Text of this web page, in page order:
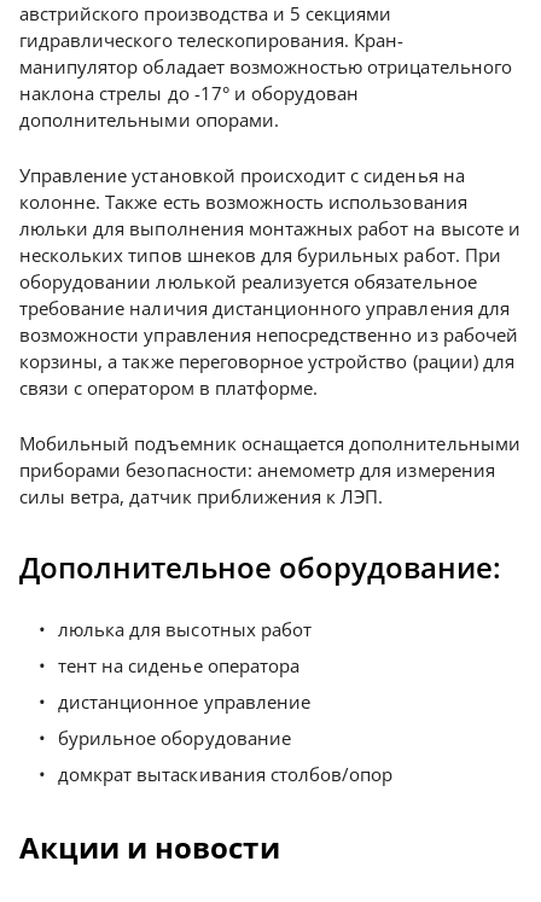
австрийского производства и 5 секциями
гидравлического телескопирования. Кран-
манипулятор обладает возможностью отрицательного
наклона стрелы до -17° и оборудован
дополнительными опорами.
Управление установкой происходит с сиденья на
колонне. Также есть возможность использования
люльки для выполнения монтажных работ на высоте и
нескольких типов шнеков для бурильных работ. При
оборудовании люлькой реализуется обязательное
требование наличия дистанционного управления для
возможности управления непосредственно из рабочей
корзины, а также переговорное устройство (рации) для
связи с оператором в платформе.
Мобильный подъемник оснащается дополнительными
приборами безопасности: анемометр для измерения
силы ветра, датчик приближения к ЛЭП.
Дополнительное оборудование:
люлька для высотных работ
тент на сиденье оператора
дистанционное управление
бурильное оборудование
домкрат вытаскивания столбов/опор
Акции и новости